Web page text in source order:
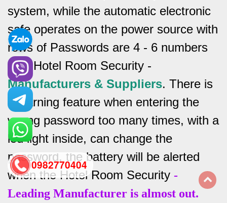
system, while the automatic electronic
safe operates on the power source with
rows of Passwords are 4 - 6 numbers
long Hotel Room Security -
Manufacturers & Suppliers. There is
a warning feature when entering the
wrong password too many times, with a
led light inside, can change the
password, the battery will be alerted
when the Hotel Room Security -
Leading Manufacturer is almost out.
0982770404